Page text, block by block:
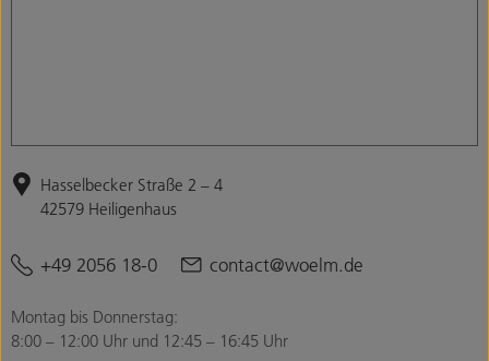
Hasselbecker Straße 2 – 4
42579 Heiligenhaus
+49 2056 18-0 contact@woelm.de
Montag bis Donnerstag:
8:00 – 12:00 Uhr und 12:45 – 16:45 Uhr